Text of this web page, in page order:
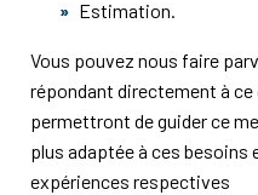
Estimation.
Vous pouvez nous faire
répondant directement à ce
permettront de guider ce
plus adaptée à ces besoins
expériences respectives